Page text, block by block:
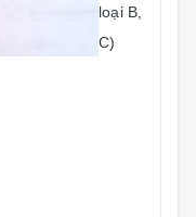
loại B,
C)